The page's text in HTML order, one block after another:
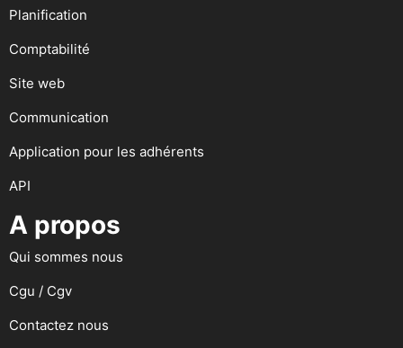
Planification
Comptabilité
Site web
Communication
Application pour les adhérents
API
A propos
Qui sommes nous
Cgu / Cgv
Contactez nous